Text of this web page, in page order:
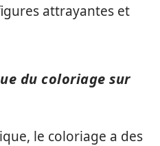
attrayantes et
du coloriage sur
le coloriage a des